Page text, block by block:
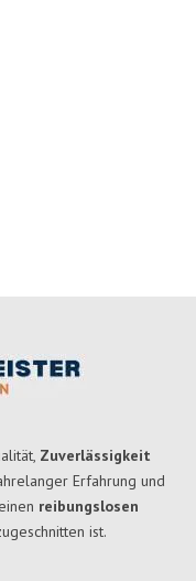
Zuverlässigkeit
Erfahrung und
reibungslosen
ist.